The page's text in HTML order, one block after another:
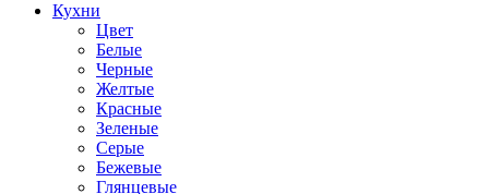
Кухни
Цвет
Белые
Черные
Желтые
Красные
Зеленые
Серые
Бежевые
Глянцевые